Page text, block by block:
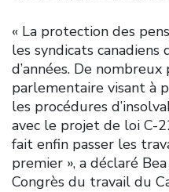
« La protection des
les syndicats canadiens
d’années. De
parlementaire visant à
les procédures
avec le projet de loi C-
fait enfin passer les
premier », a déclaré
Congrès du travail du